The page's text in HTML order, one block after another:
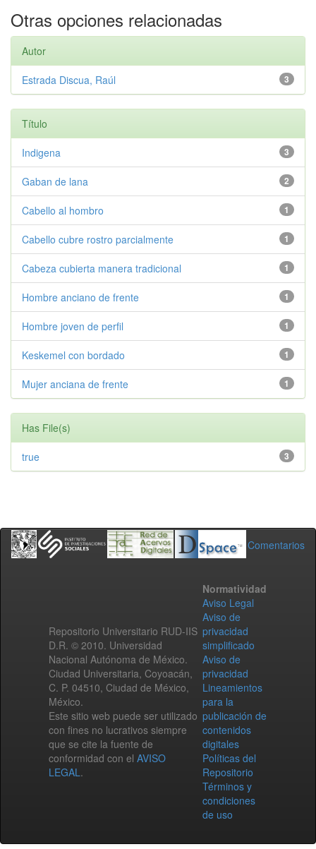
Otras opciones relacionadas
Autor
3
Estrada Discua, Raúl
Título
3
Indigena
2
Gaban de lana
1
Cabello al hombro
1
Cabello cubre rostro parcialmente
1
Cabeza cubierta manera tradicional
1
Hombre anciano de frente
1
Hombre joven de perfil
1
Keskemel con bordado
1
Mujer anciana de frente
Has File(s)
3
true
Comentarios
Repositorio Universitario RUD-IIS
D.R. © 2010. Universidad
Nacional Autónoma de México.
Ciudad Universitaria, Coyoacán,
C. P. 04510, Ciudad de México,
México.
Este sitio web puede ser utilizado
con fines no lucrativos siempre
que se cite la fuente de
conformidad con el AVISO
LEGAL.
Normatividad
Aviso Legal
Aviso de
privacidad
simplificado
Aviso de
privacidad
Lineamientos
para la
publicación de
contenidos
digitales
Políticas del
Repositorio
Términos y
condiciones
de uso